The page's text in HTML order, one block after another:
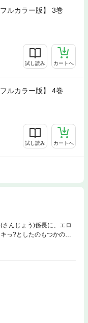
ルカラー版】 3巻
試し読み カートへ
ルカラー版】 4巻
試し読み カートへ
んじょう)係長に、エロ
っ?としたのもつかの
部下を厳しく躾ける上
女手一つでずっと育てて
性と再婚することに!戸惑
ってくるから!」と新居の
裸の三条係長──!?「さ、
義理の兄になっちゃっ